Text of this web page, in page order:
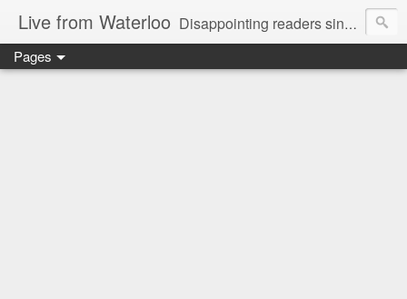
Live from Waterloo Disappointing readers since 2006
Pages